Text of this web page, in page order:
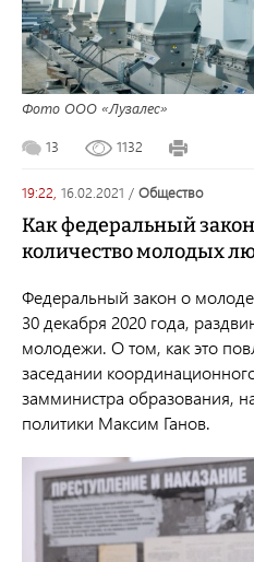
Фото ООО «Лузалес»
13 1132
19:22, 16.02.2021 / общество
Как федеральный
количество молодых
Федеральный закон о
30 декабря 2020 года,
молодежи. О том, как это
заседании
замминистра образования,
политики Максим Ганов.